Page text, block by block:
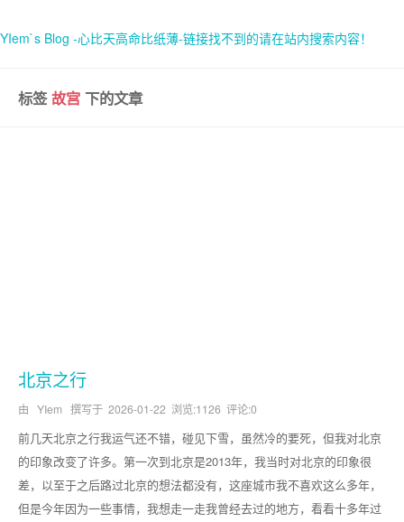
YIem`s Blog -心比天高命比纸薄-链接找不到的请在站内搜索内容！
首页
标签故宫 下的文章
北京之行
由 YIem 撰写于 2026-01-22 浏览:1126 评论:0
前几天北京之行我运气还不错，碰见下雪，虽然冷的要死，但我对北京
的印象改变了许多。第一次到北京是2013年，我当时对北京的印象很
差，以至于之后路过北京的想法都没有，这座城市我不喜欢这么多年，
但是今年因为一些事情，我想走一走我曾经去过的地方，看看十多年过